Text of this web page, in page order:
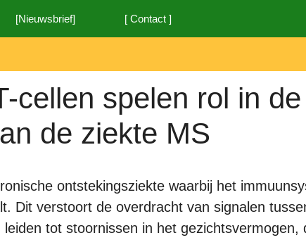
[Nieuwsbrief] [ Contact ]
cellen spelen rol in de
de ziekte MS
ontstekingsziekte waarbij het
Dit verstoort de overdracht van signalen
tot stoornissen in het gezichtsvermogen,